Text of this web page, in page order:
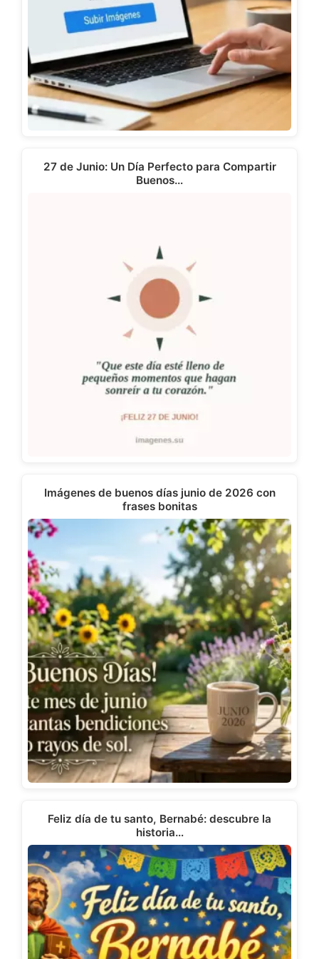
27 de Junio: Un Día Perfecto para Compartir
Buenos…
Imágenes de buenos días junio de 2026 con
frases bonitas
Feliz día de tu santo, Bernabé: descubre la
historia…